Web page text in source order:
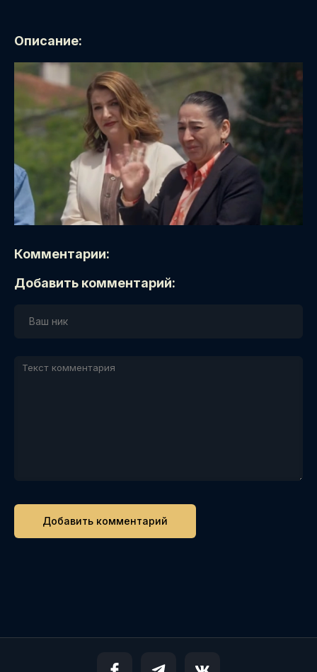
Описание:
Комментарии:
Добавить комментарий: